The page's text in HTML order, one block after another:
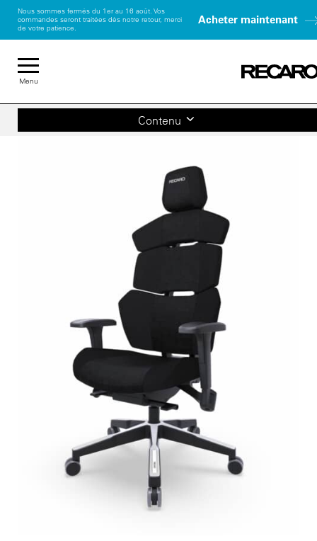
Nous sommes fermés du 1er au 16 août. Vos
commandes seront traitées dès notre retour, merci
de votre patience.
Acheter maintenant
Menu
Contenu